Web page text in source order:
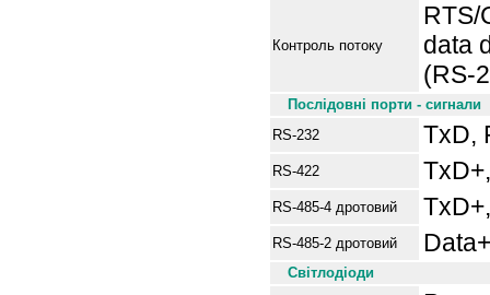
Контроль потоку
RTS/
data
(RS-
Послідовні порти - сигнали
RS-232
TxD,
RS-422
RS-485-4 дротовий
RS-485-2 дротовий
Світлодіоди